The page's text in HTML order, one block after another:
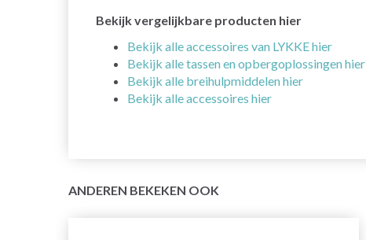
Bekijk vergelijkbare producten hier
Bekijk alle accessoires van LYKKE hier
Bekijk alle tassen en opbergoplossingen hier
Bekijk alle breihulpmiddelen hier
Bekijk alle accessoires hier
ANDEREN BEKEKEN OOK